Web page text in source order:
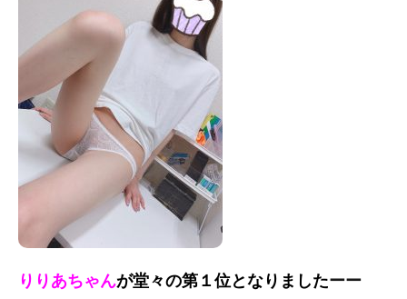
りりあちゃんが堂々の第１位となりましたーー